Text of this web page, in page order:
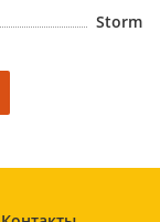
Storm